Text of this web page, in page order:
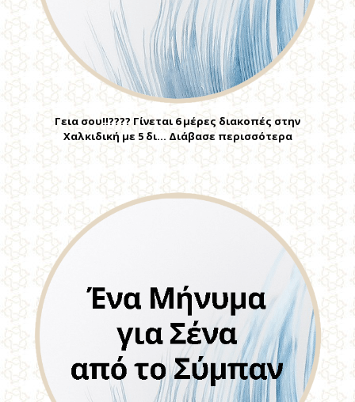
Γεια σου!!???? Γίνεται 6 μέρες διακοπές στην
Χαλκιδική με 5 δι… Διάβασε περισσότερα